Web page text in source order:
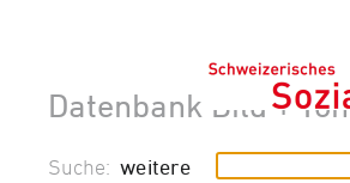
Datenbank Bild + Ton
Suche: weitere